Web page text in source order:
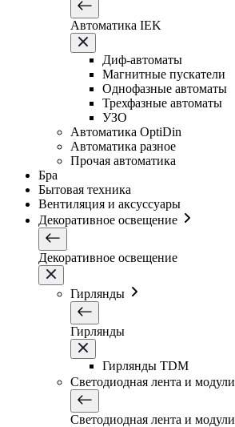
Автоматика IEK
Диф-автоматы
Магнитные пускатели
Однофазные автоматы
Трехфазные автоматы
УЗО
Автоматика OptiDin
Автоматика разное
Прочая автоматика
Бра
Бытовая техника
Вентиляция и аксуссуары
Декоративное освещение
Декоративное освещение
Гирлянды
Гирлянды
Гирлянды TDM
Светодиодная лента и модули
Светодиодная лента и модули